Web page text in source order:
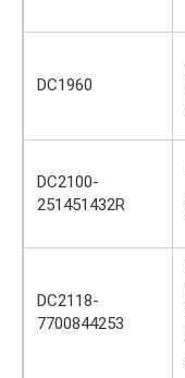
DC1960
DC2100-
251451432R
DC2118-
7700844253